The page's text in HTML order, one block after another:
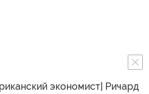
экономист] Ричард